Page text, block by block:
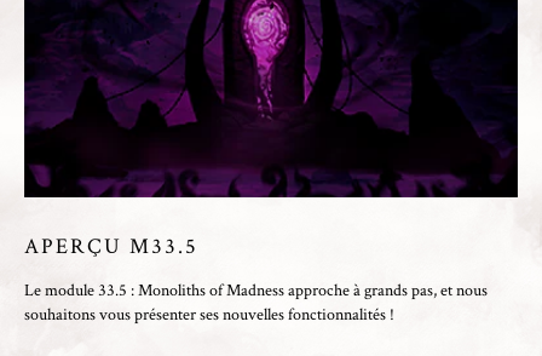
APERÇU M33.5
Le module 33.5 : Monoliths of Madness approche à grands pas, et nous
souhaitons vous présenter ses nouvelles fonctionnalités !